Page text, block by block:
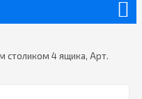
столиком 4 ящика, Арт.